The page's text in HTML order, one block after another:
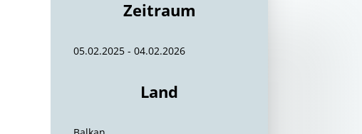
Zeitraum
05.02.2025 - 04.02.2026
Land